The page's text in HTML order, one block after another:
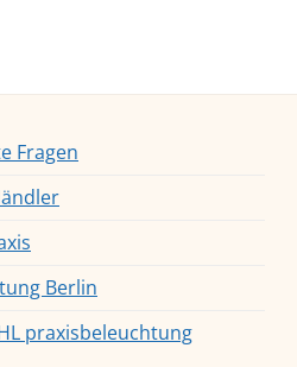
Fragen
Berlin
praxisbeleuchtung